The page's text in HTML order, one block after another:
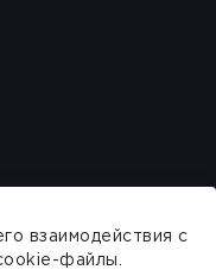
взаимодействия с
файлы.